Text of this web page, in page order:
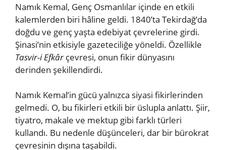
Namık Kemal, Genç Osmanlılar içinde en etkili
kalemlerden biri hâline geldi. 1840’ta Tekirdağ’da
doğdu ve genç yaşta edebiyat çevrelerine girdi.
Şinasi’nin etkisiyle gazeteciliğe yöneldi. Özellikle
Tasvir-i Efkârçevresi, onun fikir dünyasını
derinden şekillendirdi.
Namık Kemal’in gücü yalnızca siyasi fikirlerinden
gelmedi. O, bu fikirleri etkili bir üslupla anlattı. Şiir,
tiyatro, makale ve mektup gibi farklı türleri
kullandı. Bu nedenle düşünceleri, dar bir bürokrat
çevresinin dışına taşabildi.